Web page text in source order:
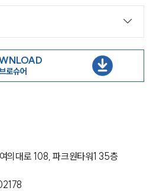
로슈어
의대로 108, 파크원타워1 35층